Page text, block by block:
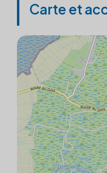
Carte et